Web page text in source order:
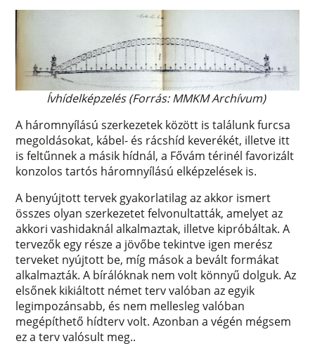
Ívhídelképzelés (Forrás: MMKM Archívum)
A háromnyílású szerkezetek között is találunk furcsa
megoldásokat, kábel- és rácshíd keverékét, illetve itt
is feltűnnek a másik hídnál, a Fővám térinél favorizált
konzolos tartós háromnyílású elképzelések is.
A benyújtott tervek gyakorlatilag az akkor ismert
összes olyan szerkezetet felvonultatták, amelyet az
akkori vashidaknál alkalmaztak, illetve kipróbáltak. A
tervezők egy része a jövőbe tekintve igen merész
terveket nyújtott be, míg mások a bevált formákat
alkalmazták. A bírálóknak nem volt könnyű dolguk. Az
elsőnek kikiáltott német terv valóban az egyik
legimpozánsabb, és nem mellesleg valóban
megépíthető hídterv volt. Azonban a végén mégsem
ez a terv valósult meg..